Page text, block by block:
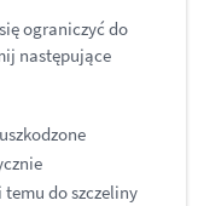
ograniczyć do
następujące
temu do szczeliny